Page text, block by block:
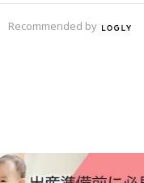
Recommended by